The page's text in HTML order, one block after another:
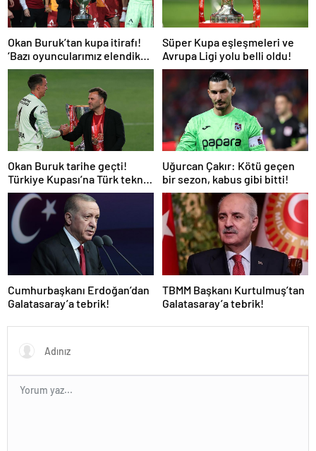
Okan Buruk’tan kupa itirafı!
‘Bazı oyuncularımız elendik
diye düşündü’
Süper Kupa eşleşmeleri ve
Avrupa Ligi yolu belli oldu!
Okan Buruk tarihe geçti!
Türkiye Kupası’na Türk teknik
adam damgası
Uğurcan Çakır: Kötü geçen
bir sezon, kabus gibi bitti!
Cumhurbaşkanı Erdoğan’dan
Galatasaray’a tebrik!
TBMM Başkanı Kurtulmuş’tan
Galatasaray’a tebrik!